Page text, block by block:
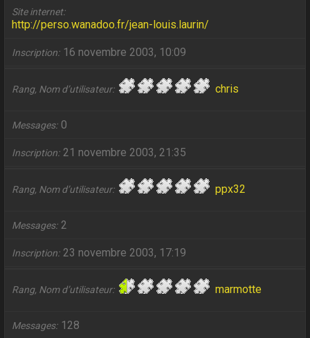
Site internet
http://perso.wanadoo.fr/jean-louis.laurin/
Inscription 16 novembre 2003, 10:09
Rang, Nom d’utilisateur chris
Messages 0
Inscription 21 novembre 2003, 21:35
Rang, Nom d’utilisateur ppx32
Messages 2
Inscription 23 novembre 2003, 17:19
Rang, Nom d’utilisateur marmotte
Messages 128